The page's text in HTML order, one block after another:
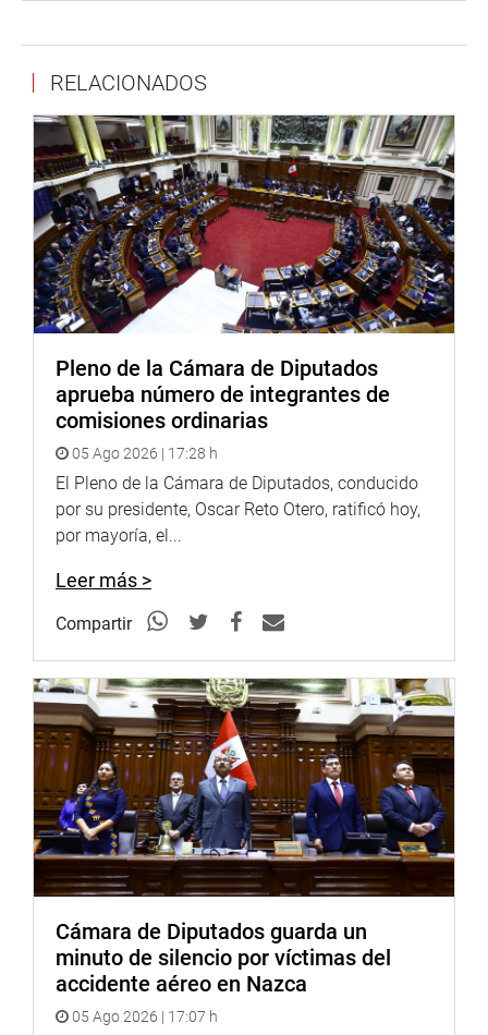
podrían aportar en pro de su cumplimiento. Entre esos
acuerdos de negociación figuran uno comercial
preferencial; el memorándum de entendimiento para
actividades de negociación comercial; acuerdo para la
cooperación pesquera.
Asimismo, mencionó un memorándum de entendimiento
en temas de desarrollo empresarial e industrial; sobre
cooperación turística; gestión de riesgos de desastres;
educación y cultura; Fiscalía de la Nación y actividad
jurídica; y cooperación en el campo de la defensa.
Padjalangi, así como integrantes de su país, coincidieron
con las apreciaciones de Lescano, y subrayaron la
conveniencia de estrechar los lazos de cooperación
bilateral.
Idris destacó las coincidencias entre ambos países en
política exterior y a través de sus participaciones en
organismos multilaterales como el Foro de Cooperación
Asia Pacífico (APEC), por ejemplo.
Dijo que su país cuenta con 250 millones de habitantes y
es una de las cuatro naciones más pobladas del mundo.
Además, tiene un futuro promisorio en cuanto al
desarrollo económico. Remarcó que están dispuestos a
intercambiar experiencias en beneficio de las economías
de los dos países.
Antes de la sesión de trabajo los congresistas Lescano y
Angulo guiaron a sus distinguidos colegas visitantes por
diferentes ambientes del Palacio Legislativo, entre ellos el
hemiciclo de sesiones del Pleno y la sala Raúl Porras
Barrenechea. (JTR).
PRENSA-CONGRESO
Puede encontrar más información en nuestra página web
RELACIONADOS
Pleno de la Cámara de Diputados
aprueba número de integrantes de
comisiones ordinarias
05 Ago 2026 | 17:28 h
El Pleno de la Cámara de Diputados, conducido
por su presidente, Oscar Reto Otero, ratificó hoy,
por mayoría, el...
Leer más >
Compartir
Cámara de Diputados guarda un
minuto de silencio por víctimas del
accidente aéreo en Nazca
05 Ago 2026 | 17:07 h